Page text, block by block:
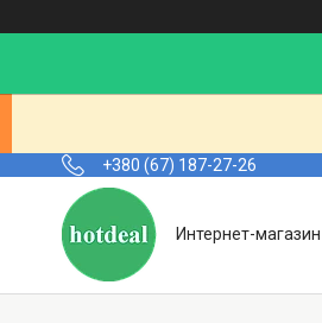
+380 (67) 187-27-26
Интернет-